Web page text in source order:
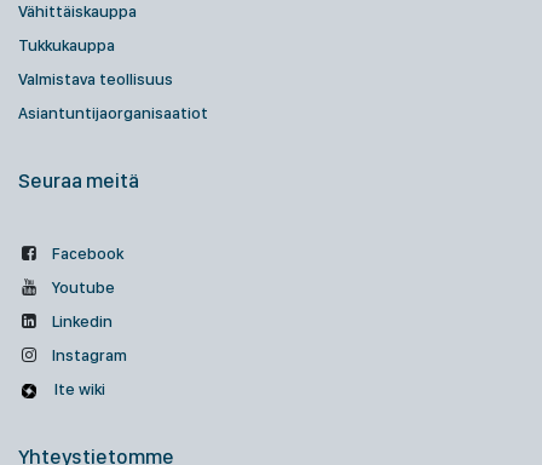
Vähittäiskauppa
Tukkukauppa
Valmistava teollisuus
Asiantuntijaorganisaatiot
Seuraa meitä
Facebook
Youtube
Linkedin
Instagram
Ite wiki
Yhteystietomme